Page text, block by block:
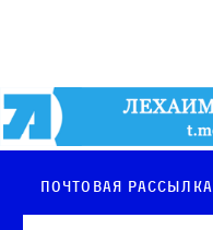
Почтовая рассылка